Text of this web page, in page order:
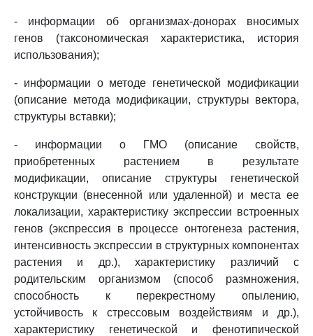
- информации об организмах-донорах вносимых
генов (таксономическая характеристика, история
использования);
- информации о методе генетической модификации
(описание метода модификации, структуры вектора,
структуры вставки);
- информации о ГМО (описание свойств,
приобретенных растением в результате
модификации, описание структуры генетической
конструкции (внесенной или удаленной) и места ее
локализации, характеристику экспрессии встроенных
генов (экспрессия в процессе онтогенеза растения,
интенсивность экспрессии в структурных компонентах
растения и др.), характеристику различий с
родительским организмом (способ размножения,
способность к перекрестному опылению,
устойчивость к стрессовым воздействиям и др.),
характеристику генетической и фенотипической